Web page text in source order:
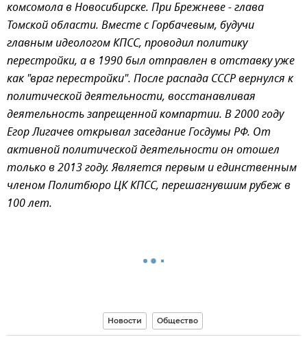
комсомола в Новосибирске. При Брежневе - глава
Томской области. Вместе с Горбачевым, будучи
главным идеологом КПСС, проводил политику
перестройки, а в 1990 был отправлен в отставку уже
как "враг перестройки". После распада СССР вернулся к
политической деятельности, восстанавливая
деятельность запрещенной компартии. В 2000 году
Егор Лигачев открывал заседание Госдумы РФ. От
активной политической деятельности он отошел
только в 2013 году. Является первым и единственным
членом Политбюро ЦК КПСС, перешагнувшим рубеж в
100 лет.
Новости Общество